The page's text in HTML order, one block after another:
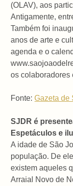
(OLAV), aos
Antigamente,
Também foi
anos de arte e
agenda e o
os colaboradores
Fonte:Gazeta de
SJDR é
Espetáculos e
A idade de São
população. De
existem aqueles
Arraial Novo de